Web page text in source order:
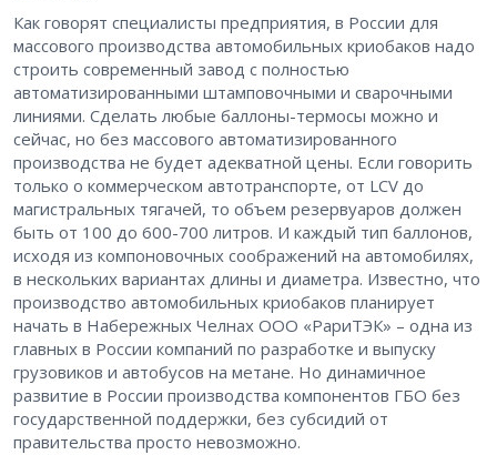
Как говорят специалисты предприятия, в России для
массового производства автомобильных криобаков надо
строить современный завод с полностью
автоматизированными штамповочными и сварочными
линиями. Сделать любые баллоны-термосы можно и
сейчас, но без массового автоматизированного
производства не будет адекватной цены. Если говорить
только о коммерческом автотранспорте, от LCV до
магистральных тягачей, то объем резервуаров должен
быть от 100 до 600-700 литров. И каждый тип баллонов,
исходя из компоновочных соображений на автомобилях,
в нескольких вариантах длины и диаметра. Известно, что
производство автомобильных криобаков планирует
начать в Набережных Челнах ООО «РариТЭК» – одна из
главных в России компаний по разработке и выпуску
грузовиков и автобусов на метане. Но динамичное
развитие в России производства компонентов ГБО без
государственной поддержки, без субсидий от
правительства просто невозможно.